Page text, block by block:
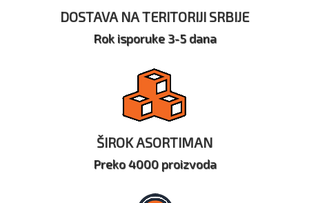
DOSTAVA NA TERITORIJI SRBIJE
Rok isporuke 3-5 dana
ŠIROK ASORTIMAN
Preko 4000 proizvoda